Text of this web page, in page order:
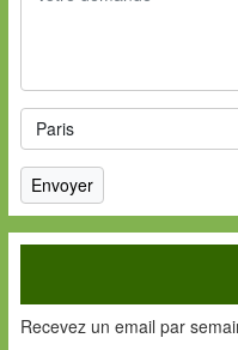
Recevez un email par